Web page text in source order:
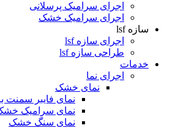
اجرای سرامیک پرسلانی
اجرای سرامیک خشک
سازه lsf
اجرای سازه lsf
طراحی سازه lsf
خدمات
اجرای نما
نمای خشک
نمای فایبر سمنت
نمای سرامیک
نمای سنگ خشک